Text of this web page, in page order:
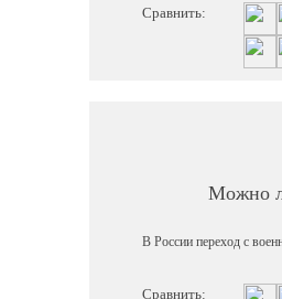
Сравнить:
Можно
В России переход с
Сравнить: